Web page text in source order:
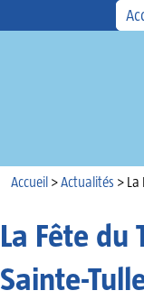
Accueil
Accueil >Actualités > La
La Fête
Sainte-